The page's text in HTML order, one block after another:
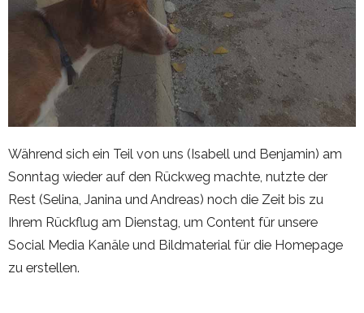
Während sich ein Teil von uns (Isabell und Benjamin) am
Sonntag wieder auf den Rückweg machte, nutzte der
Rest (Selina, Janina und Andreas) noch die Zeit bis zu
Ihrem Rückflug am Dienstag, um Content für unsere
Social Media Kanäle und Bildmaterial für die Homepage
zu erstellen.